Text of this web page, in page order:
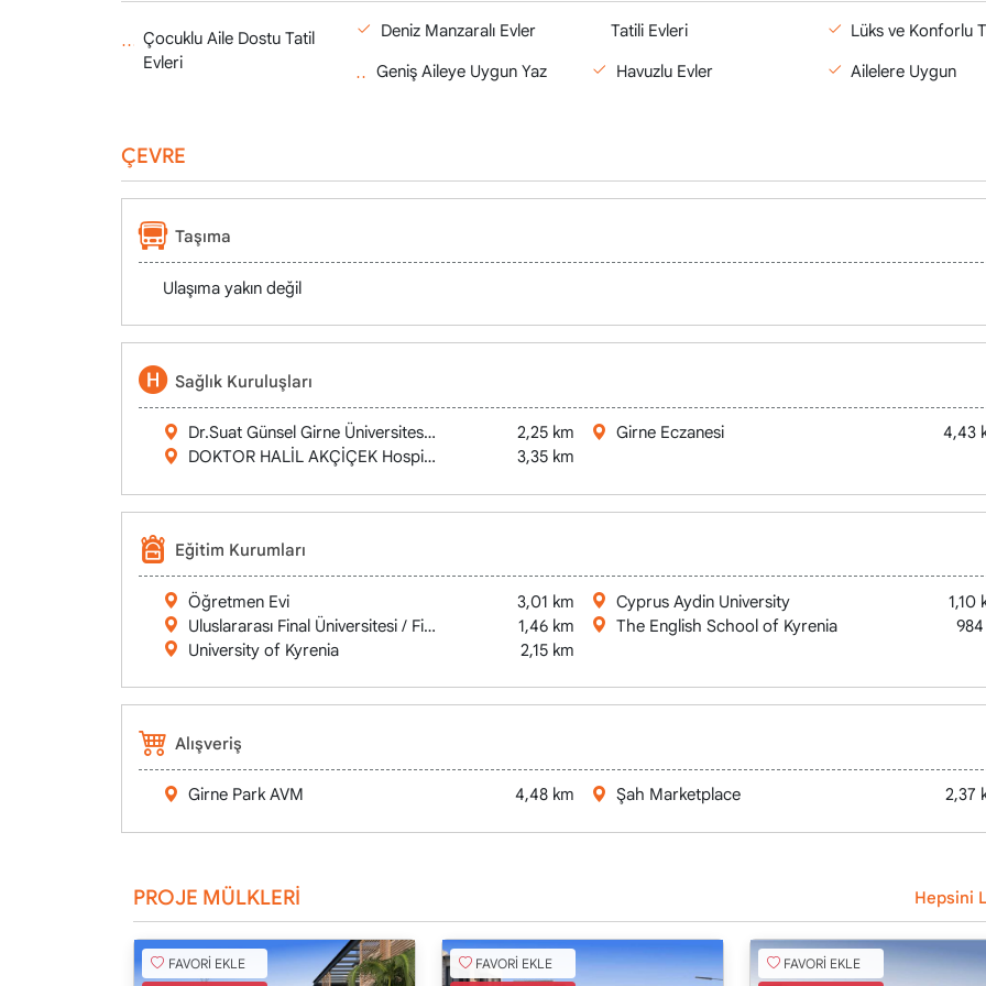
Çocuklu Aile Dostu Tatil
Evleri
Deniz Manzaralı Evler
Geniş Aileye Uygun Yaz
Tatili Evleri
Havuzlu Evler
Lüks ve Konforlu
Ailelere Uygun
ÇEVRE
Taşıma
Ulaşıma yakın değil
Sağlık Kuruluşları
Dr.Suat Günsel Girne Üniversitesi Hastanesi / University of Kyrenia Hospital
2,25 km
DOKTOR HALİL AKÇİÇEK Hospital
3,35 km
Girne Eczanesi 4,43
Eğitim Kurumları
Öğretmen Evi
3,01 km
Uluslararası Final Üniversitesi / Final International University
1,46 km
University of Kyrenia
2,15 km
Cyprus Aydin University
1,10
The English School of Kyrenia
Alışveriş
Girne Park AVM 4,48 km Şah Marketplace 2,37
PROJE MÜLKLERİ Hepsini
FAVORİ EKLE FAVORİ EKLE FAVORİ EKLE